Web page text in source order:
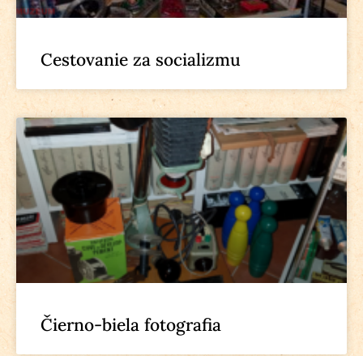
Cestovanie za socializmu
Čierno-biela fotografia